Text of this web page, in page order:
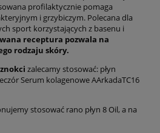
profilaktycznie pomaga
i grzybiczym. Polecana dla
sport korzystających z basenu i
receptura pozwala na
rodzaju skóry.
zalecamy stosować: płyn
Serum kolagenowe AArkadaTC16
stosować rano płyn 8 Oil, a na